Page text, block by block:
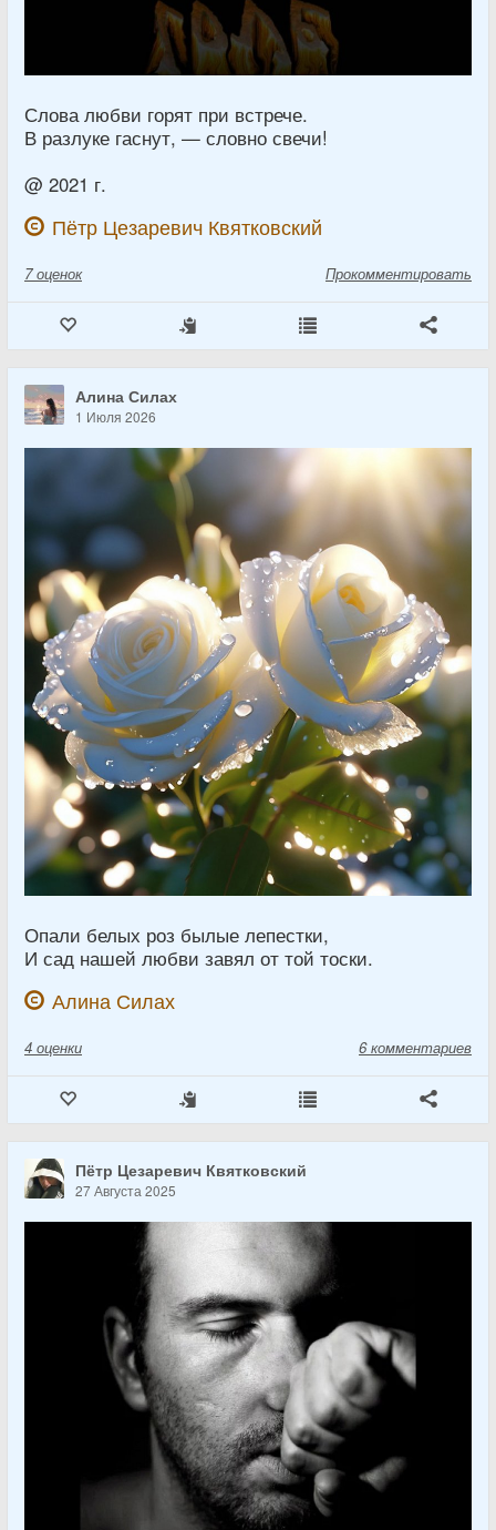
Слова любви горят при встрече.
В разлуке гаснут, — словно свечи!
@ 2021 г.
Пётр Цезаревич Квятковский
7 оценок Прокомментировать
Алина Силах
1 Июля 2026
Опали белых роз былые лепестки,
И сад нашей любви завял от той тоски.
Алина Силах
4 оценки 6 комментариев
Пётр Цезаревич Квятковский
27 Августа 2025